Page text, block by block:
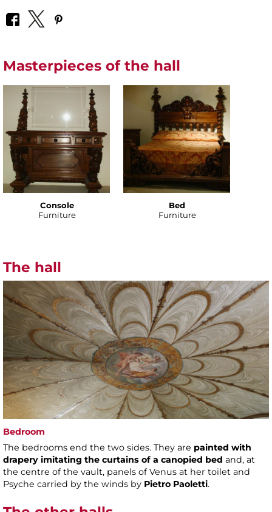
Masterpieces of the hall
Console
Furniture
Bed
Furniture
The hall
Bedroom
The bedrooms end the two sides. They are painted with
drapery imitating the curtains of a canopied bed and, at
the centre of the vault, panels of Venus at her toilet and
Psyche carried by the winds by Pietro Paoletti.